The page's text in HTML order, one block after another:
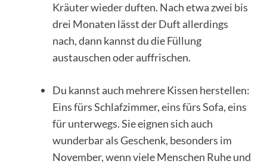
Kräuter wieder duften. Nach etwa zwei bis
drei Monaten lässt der Duft allerdings
nach, dann kannst du die Füllung
austauschen oder auffrischen.
Du kannst auch mehrere Kissen herstellen:
Eins fürs Schlafzimmer, eins fürs Sofa, eins
für unterwegs. Sie eignen sich auch
wunderbar als Geschenk, besonders im
November, wenn viele Menschen Ruhe und